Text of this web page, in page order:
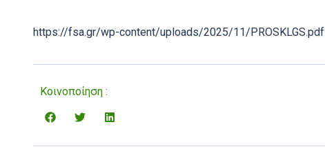
https://fsa.gr/wp-content/uploads/2025/11/PROSKLGS.pdf
Κοινοποίηση :